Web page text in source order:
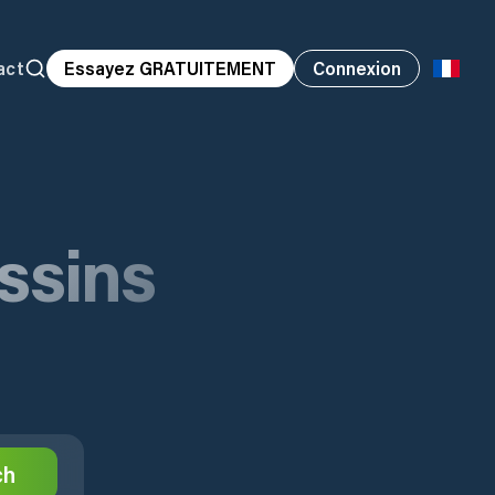
Essayez GRATUITEMENT Connexion